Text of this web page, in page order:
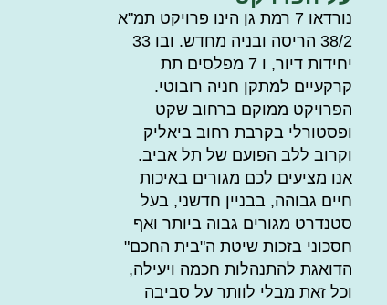
נורדאו 7 רמת גן הינו פרויקט תמ"א
38/2 הריסה ובניה מחדש. ובו 33
יחידות דיור, ו 7 מפלסים תת
קרקעיים למתקן חניה רובוטי.
הפרויקט ממוקם ברחוב שקט
ופסטורלי בקרבת רחוב ביאליק
וקרוב ללב הפועם של תל אביב.
אנו מציעים לכם מגורים באיכות
חיים גבוהה, בבניין חדשני, בעל
סטנדרט מגורים גבוה ביותר ואף
חסכוני בזכות שיטת ה"בית החכם"
הדואגת להתנהלות חכמה ויעילה,
וכל זאת מבלי לוותר על סביבה